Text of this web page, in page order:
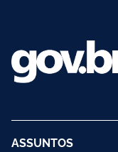
ASSUNTOS